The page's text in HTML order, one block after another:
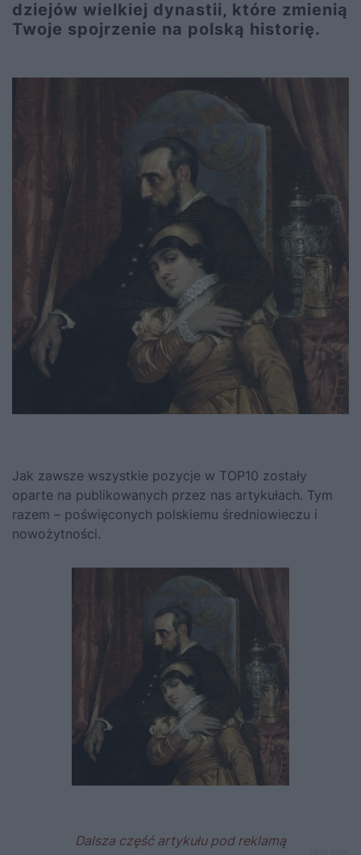
dziejów wielkiej dynastii, które zmienią
Twoje spojrzenie na polską historię.
Jak zawsze wszystkie pozycje w TOP10 zostały
oparte na publikowanych przez nas artykułach. Tym
razem – poświęconych polskiemu średniowieczu i
nowożytności.